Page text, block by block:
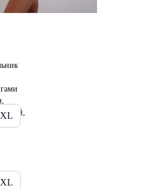
XL
XL